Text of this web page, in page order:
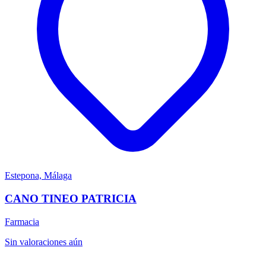
Estepona, Málaga
CANO TINEO PATRICIA
Farmacia
Sin valoraciones aún